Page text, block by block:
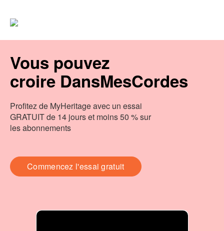
Vous pouvez
croire DansMesCordes
Profitez de MyHeritage avec un essai
GRATUIT de 14 jours et moins 50 % sur
les abonnements
Commencez l'essai gratuit